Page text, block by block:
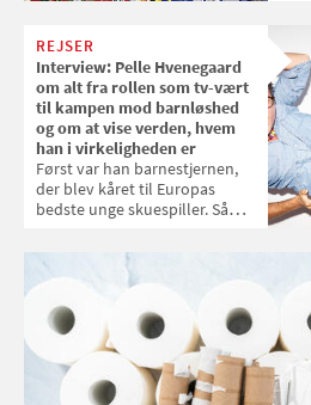
REJSER
Interview: Pelle Hvenegaard
om alt fra rollen som tv-vært
til kampen mod barnløshed
og om at vise verden, hvem
han i virkeligheden er
Først var han barnestjernen,
der blev kåret til Europas
bedste unge skuespiller. Så
største flødebolle i
fjernsynsprogrammet 'Dagens
Mand'. Men Pelle Hvenegaard
har altid været mere og meget
andet, end danskerne har set i
film og på tv. Det er bare først
nu, at det er ved at gå op for
andre end ham selv